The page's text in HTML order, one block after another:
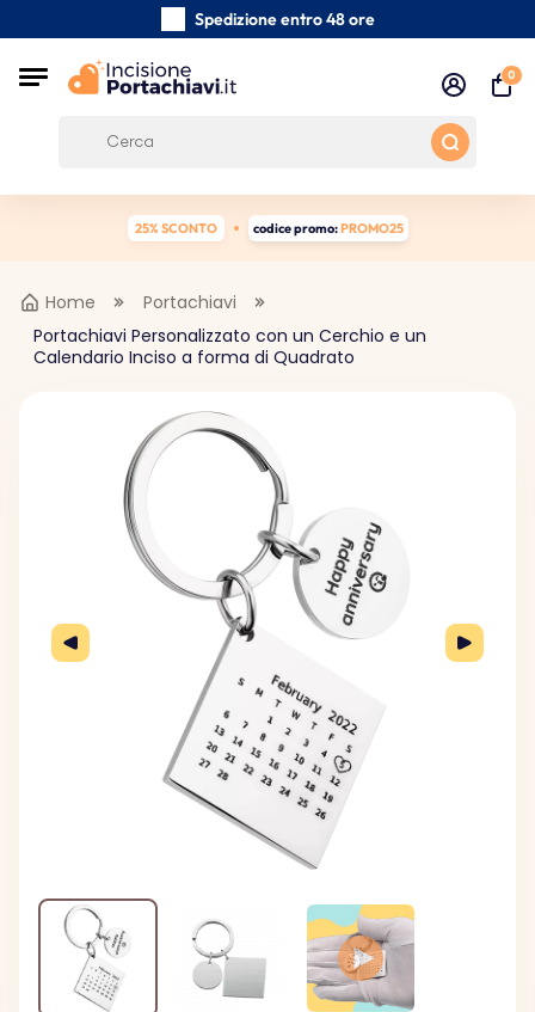
Spedizione entro 48 ore
Recensioni dei clienti:
0
25% SCONTO codice promo:PROMO25
Home
Portachiavi
Portachiavi Personalizzato con un Cerchio e un
Calendario Inciso a forma di Quadrato